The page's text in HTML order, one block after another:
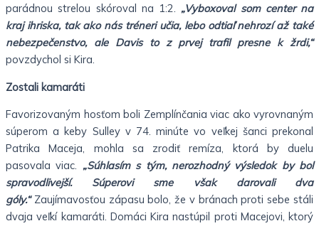
parádnou strelou skóroval na 1:2. „Vyboxoval som center na
kraj ihriska, tak ako nás tréneri učia, lebo odtiaľ nehrozí až také
nebezpečenstvo, ale Davis to z prvej trafil presne k žrdi,“
povzdychol si Kira.
Zostali kamaráti
Favorizovaným hosťom boli Zemplínčania viac ako vyrovnaným
súperom a keby Sulley v 74. minúte vo veľkej šanci prekonal
Patrika Maceja, mohla sa zrodiť remíza, ktorá by duelu
pasovala viac. „Súhlasím s tým, nerozhodný výsledok by bol
spravodlivejší. Súperovi sme však darovali dva
góly.“Zaujímavosťou zápasu bolo, že v bránach proti sebe stáli
dvaja veľkí kamaráti. Domáci Kira nastúpil proti Macejovi, ktorý